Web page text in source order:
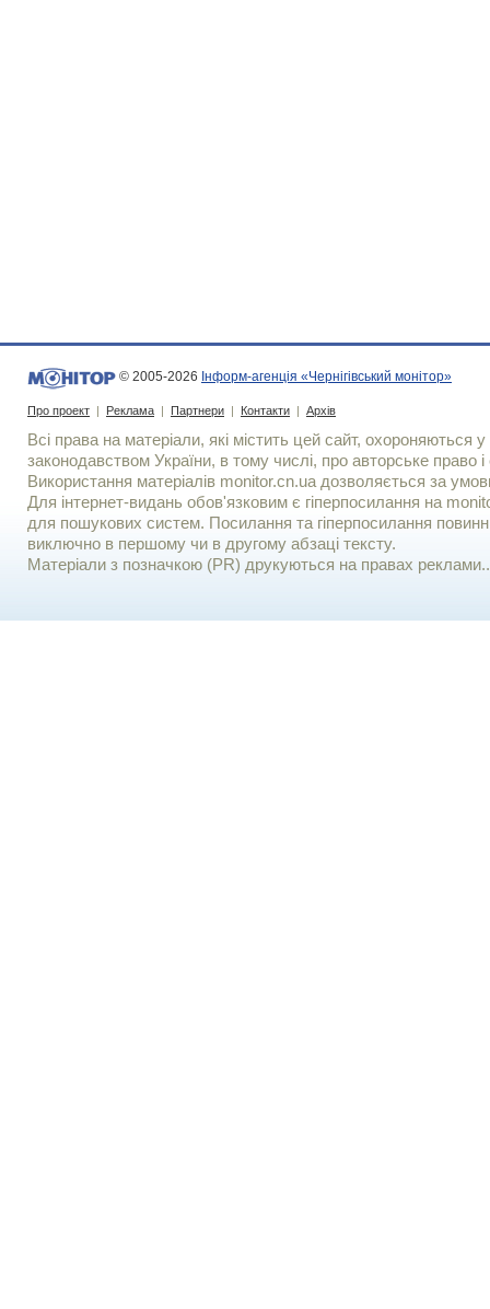
© 2005-2026 Інформ-агенція «Чернігівський монітор»
Про проект | Реклама | Партнери | Контакти | Архів
Всі права на матеріали, які містить цей сайт, охороняються у
законодавством України, в тому числі, про авторське право і
Використання матерiалiв monitor.cn.ua дозволяється за
Для iнтернет-видань обов'язковим є гiперпосилання на
для пошукових систем. Посилання та гіперпосилання
виключно в першому чи в другому абзаці тексту.
Матеріали з позначкою (PR) друкуються на правах реклами..